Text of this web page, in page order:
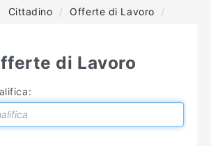
Cittadino / Offerte di Lavoro /
di Lavoro